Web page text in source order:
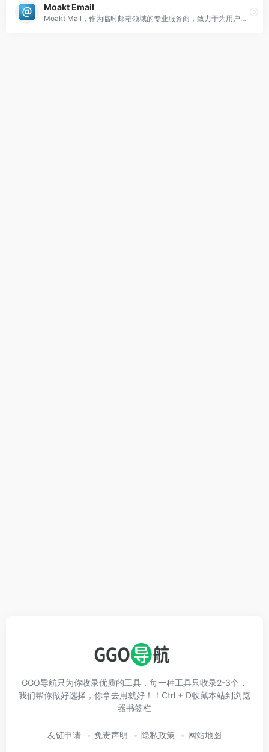
Moakt Email
Moakt Mail，作为临时邮箱领域的专业服务商，致力于为用户提供高效、便捷的临时邮箱解决方案。
GGO导航只为你收录优质的工具，每一种工具只收录2-3个，
我们帮你做好选择，你拿去用就好！！Ctrl + D收藏本站到浏览
器书签栏
友链申请 免责声明 隐私政策 网站地图